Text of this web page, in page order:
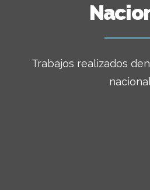
Trabajos realizados